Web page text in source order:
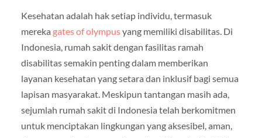
Kesehatan adalah hak setiap individu, termasuk
mereka gates of olympusyang memiliki disabilitas. Di
Indonesia, rumah sakit dengan fasilitas ramah
disabilitas semakin penting dalam memberikan
layanan kesehatan yang setara dan inklusif bagi semua
lapisan masyarakat. Meskipun tantangan masih ada,
sejumlah rumah sakit di Indonesia telah berkomitmen
untuk menciptakan lingkungan yang aksesibel, aman,